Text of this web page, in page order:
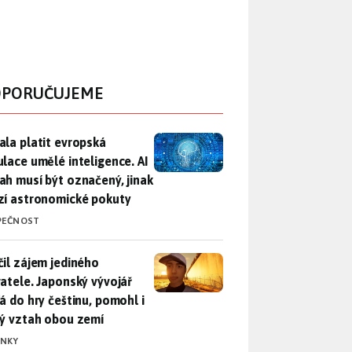
platit evropská regulace umělé inteligence. AI obsah
platit evropská
umělé inteligence. AI
musí být označený, jinak
astronomické pokuty
zájem jediného uživatele. Japonský vývojář přidá do hry
zájem jediného
Japonský vývojář
do hry češtinu, pomohl i
vztah obou zemí